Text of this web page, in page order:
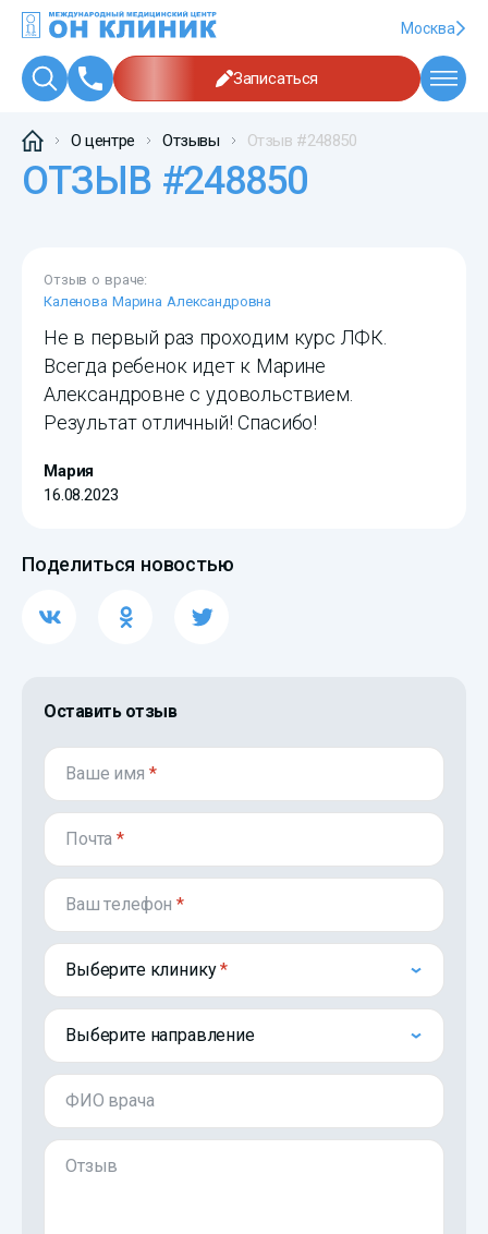
Москва
Записаться
О центре Отзывы Отзыв #248850
ОТЗЫВ #248850
Отзыв о враче:
Каленова Марина Александровна
Не в первый раз проходим курс ЛФК.
Всегда ребенок идет к Марине
Александровне с удовольствием.
Результат отличный! Спасибо!
Мария
16.08.2023
Поделиться новостью
Оставить отзыв
Ваше имя *
Почта*
Ваш телефон*
Выберите клинику
Выберите направление
ФИО врача
Отзыв